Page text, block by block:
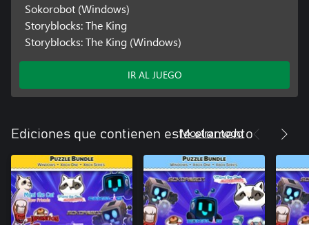
Sokorobot (Windows)
Storyblocks: The King
Storyblocks: The King (Windows)
IR AL JUEGO
Ediciones que contienen este elemento
Mostrar todo